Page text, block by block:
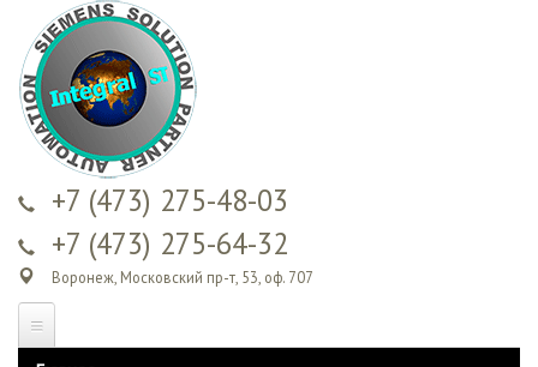
содержанию
+7 (473) 275-48-03
+7 (473) 275-64-32
Воронеж, Московский пр-т, 53, оф. 707